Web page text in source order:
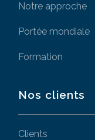
Notre approche
Portée mondiale
Formation
Nos clients
Clients